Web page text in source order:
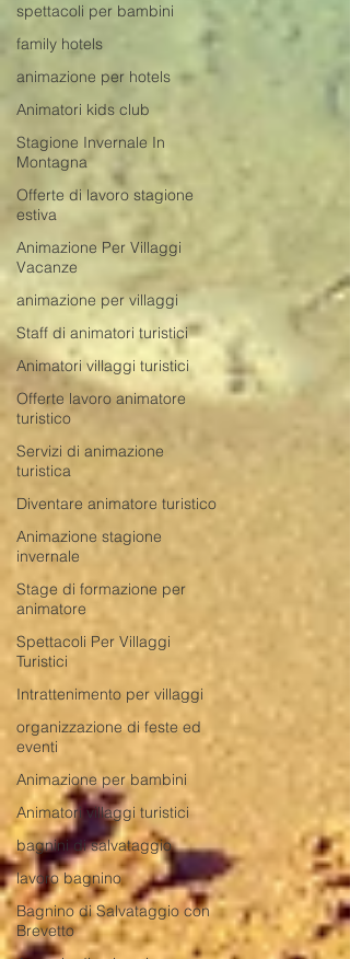
spettacoli per bambini
family hotels
animazione per hotels
Animatori kids club
Stagione Invernale In
Montagna
Offerte di lavoro stagione
estiva
Animazione Per Villaggi
Vacanze
animazione per villaggi
Staff di animatori turistici
Animatori villaggi turistici
Offerte lavoro animatore
turistico
Servizi di animazione
turistica
Diventare animatore turistico
Animazione stagione
invernale
Stage di formazione per
animatore
Spettacoli Per Villaggi
Turistici
Intrattenimento per villaggi
organizzazione di feste ed
eventi
Animazione per bambini
Animatori villaggi turistici
bagnini di salvataggio
lavoro bagnino
Bagnino di Salvataggio con
Brevetto